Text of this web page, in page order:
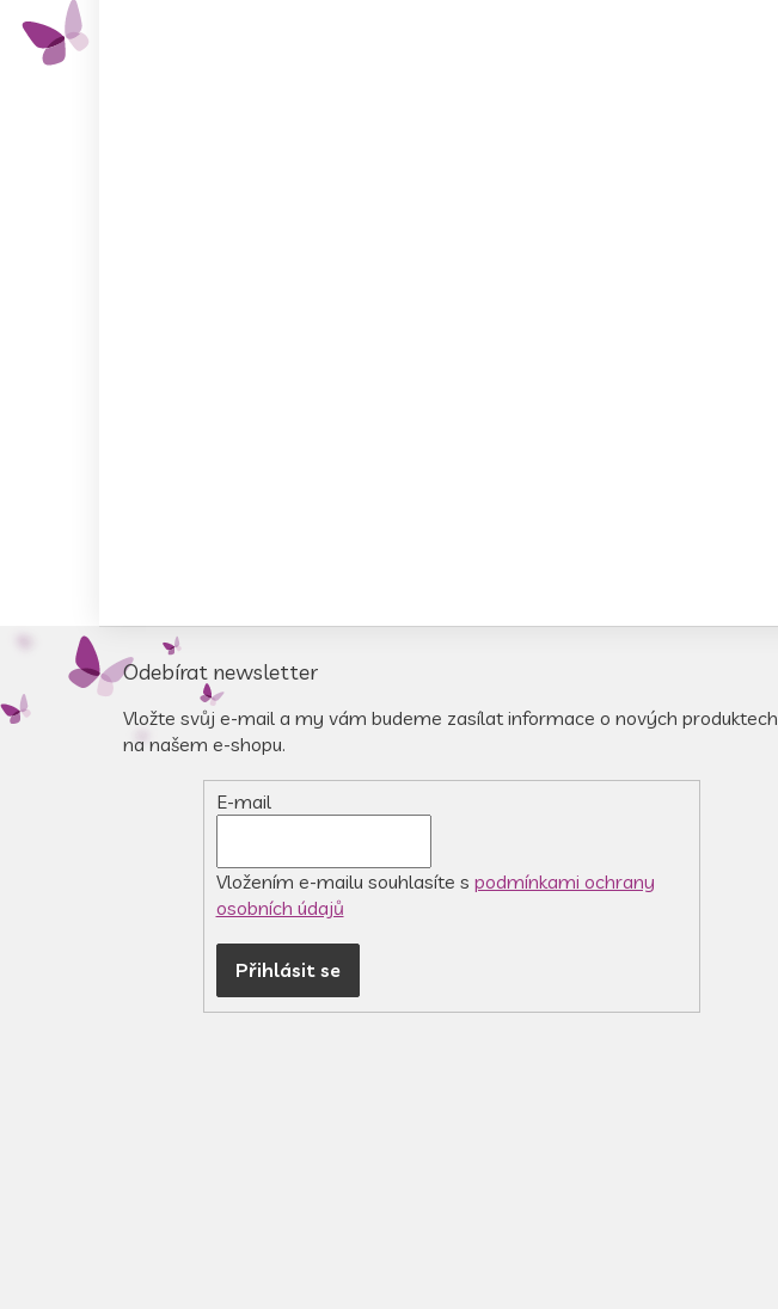
a
Odebírat newsletter
Vložte svůj e-mail a my vám budeme zasílat informace o nových produktech
na našem e-shopu.
E-mail
Vložením e-mailu souhlasíte s podmínkami ochrany
osobních údajů
Přihlásit se